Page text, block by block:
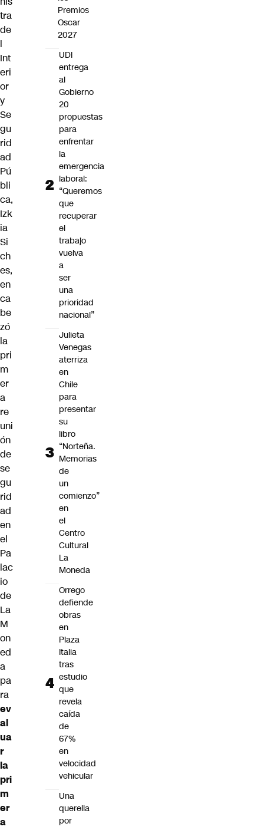
tra
de
l
Int
eri
or
y
Se
gu
rid
ad
Pú
bli
ca,
Izk
ia
Si
ch
es,
en
ca
be
zó
la
pri
m
er
a
re
uni
ón
de
se
gu
rid
ad
en
el
Pa
lac
io
de
La
M
on
ed
a
pa
ra
ev
al
ua
r
la
pri
m
er
a
Premios
Oscar
2027
UDI
entrega
al
Gobierno
20
propuestas
para
enfrentar
la
emergencia
laboral:
“Queremos
que
recuperar
el
trabajo
vuelva
a
ser
una
prioridad
nacional”
Julieta
Venegas
aterriza
en
Chile
para
presentar
su
libro
“Norteña.
Memorias
de
un
comienzo”
en
el
Centro
Cultural
La
Moneda
Orrego
defiende
obras
en
Plaza
Italia
tras
estudio
que
revela
caída
de
67%
en
velocidad
vehicular
Una
querella
por